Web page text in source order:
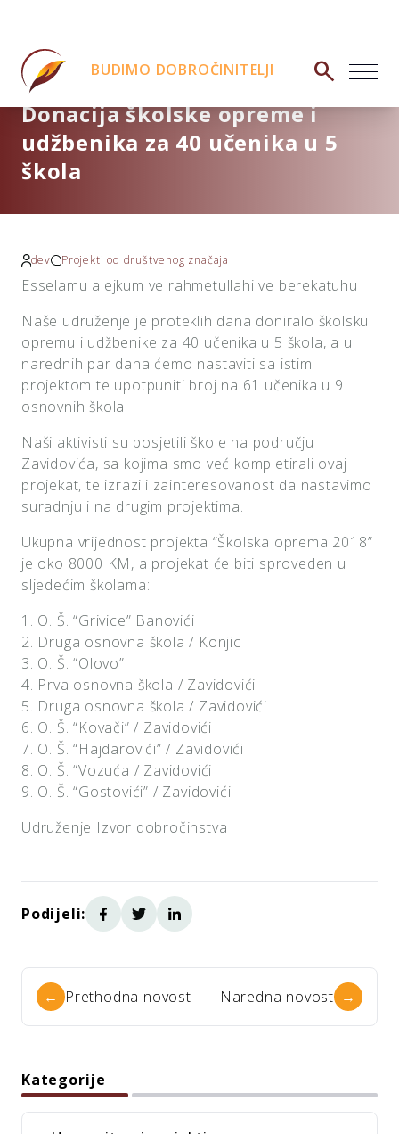
BUDIMO DOBROČINITELJI search
Donacija školske opreme i
udžbenika za 40 učenika u 5
škola
dev Projekti od društvenog značaja
Esselamu alejkum ve rahmetullahi ve berekatuhu
Naše udruženje je proteklih dana doniralo školsku
opremu i udžbenike za 40 učenika u 5 škola, a u
narednih par dana ćemo nastaviti sa istim
projektom te upotpuniti broj na 61 učenika u 9
osnovnih škola.
Naši aktivisti su posjetili škole na području
Zavidovića, sa kojima smo već kompletirali ovaj
projekat, te izrazili zainteresovanost da nastavimo
suradnju i na drugim projektima.
Ukupna vrijednost projekta “Školska oprema 2018”
je oko 8000 KM, a projekat će biti sproveden u
sljedećim školama:
1. O. Š. “Grivice” Banovići
2. Druga osnovna škola / Konjic
3. O. Š. “Olovo”
4. Prva osnovna škola / Zavidovići
5. Druga osnovna škola / Zavidovići
6. O. Š. “Kovači” / Zavidovići
7. O. Š. “Hajdarovići” / Zavidovići
8. O. Š. “Vozuća / Zavidovići
9. O. Š. “Gostovići” / Zavidovići
Udruženje Izvor dobročinstva
Podijeli:
← Prethodna novost Naredna novost →
Kategorije